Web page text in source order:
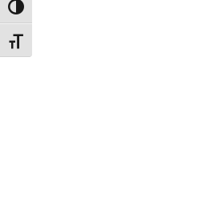
Toggle High Contrast
Toggle Font size